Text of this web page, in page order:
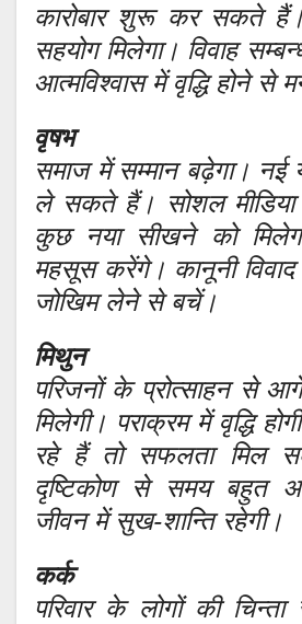
कारोबार शुरू कर सकते हैं।
सहयोग मिलेगा। विवाह
आत्मविश्वास में वृद्धि होने से
वृषभ
समाज में सम्मान बढ़ेगा। नई
ले सकते हैं। सोशल
कुछ नया सीखने को
महसूस करेंगे। कानूनी
जोखिम लेने से बचें।
मिथुन
परिजनों के प्रोत्साहन से
मिलेगी। पराक्रम में वृद्धि
रहे हैं तो सफलता मिल
दृष्टिकोण से समय बहुत
जीवन में सुख-शान्ति रहेगी।
कर्क
परिवार के लोगों की